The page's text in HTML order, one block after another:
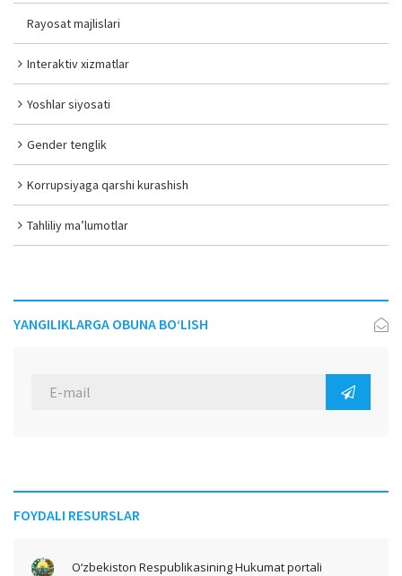
Rayosat majlislari
Interaktiv xizmatlar
Yoshlar siyosati
Gender tenglik
Korrupsiyaga qarshi kurashish
Tahliliy ma’lumotlar
YANGILIKLARGA OBUNA BO‘LISH
FOYDALI RESURSLAR
O‘zbekiston Respublikasining Hukumat portali